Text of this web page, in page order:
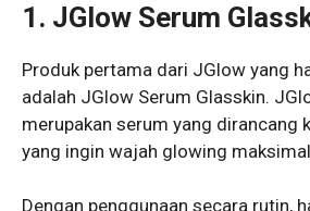
1. JGlow Serum
Produk pertama dari JGlow yang
adalah JGlow Serum Glasskin.
merupakan serum yang dirancang
yang ingin wajah glowing
Dengan penggunaan secara rutin,